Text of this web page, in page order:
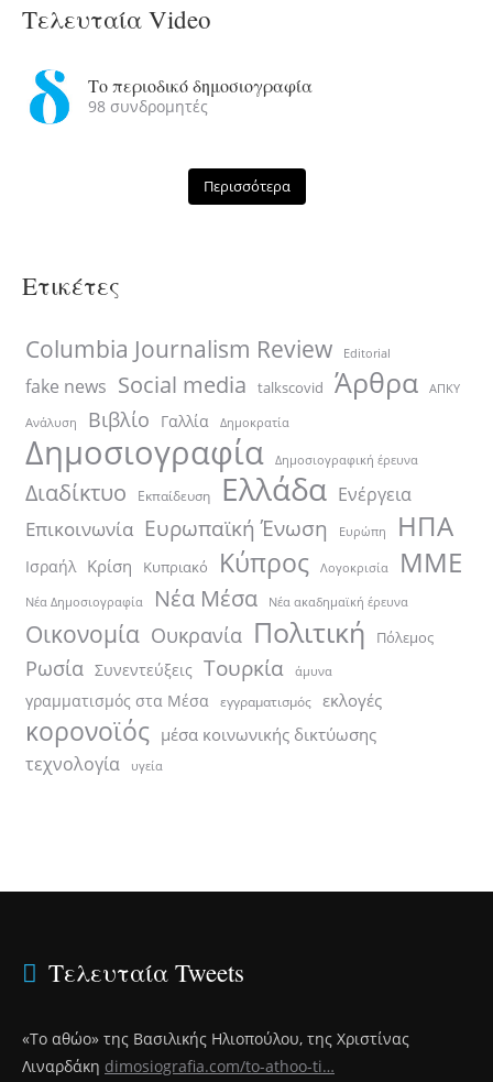
Τελευταία Video
Το περιοδικό δημοσιογραφία
98 συνδρομητές
Περισσότερα
Ετικέτες
Columbia Journalism Review Editorial
fake news Social media talkscovid Άρθρα ΑΠΚΥ
Ανάλυση Βιβλίο Γαλλία Δημοκρατία
Δημοσιογραφία Δημοσιογραφική έρευνα
Διαδίκτυο Εκπαίδευση Ελλάδα Ενέργεια
Επικοινωνία Ευρωπαϊκή Ένωση Ευρώπη ΗΠΑ
Ισραήλ Κρίση Κυπριακό Κύπρος Λογοκρισία ΜΜΕ
Νέα Δημοσιογραφία Νέα Μέσα Νέα ακαδημαϊκή έρευνα
Οικονομία Ουκρανία Πολιτική Πόλεμος
Ρωσία Συνεντεύξεις Τουρκία άμυνα
γραμματισμός στα Μέσα εγγραματισμός εκλογές
κορονοϊός μέσα κοινωνικής δικτύωσης
τεχνολογία υγεία
Τελευταία Tweets
«Το αθώο» της Βασιλικής Ηλιοπούλου, της Χριστίνας
Λιναρδάκη dimosiografia.com/to-athoo-ti…